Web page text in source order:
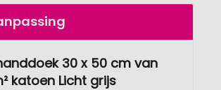
30 x 50 cm van
katoen Licht grijs